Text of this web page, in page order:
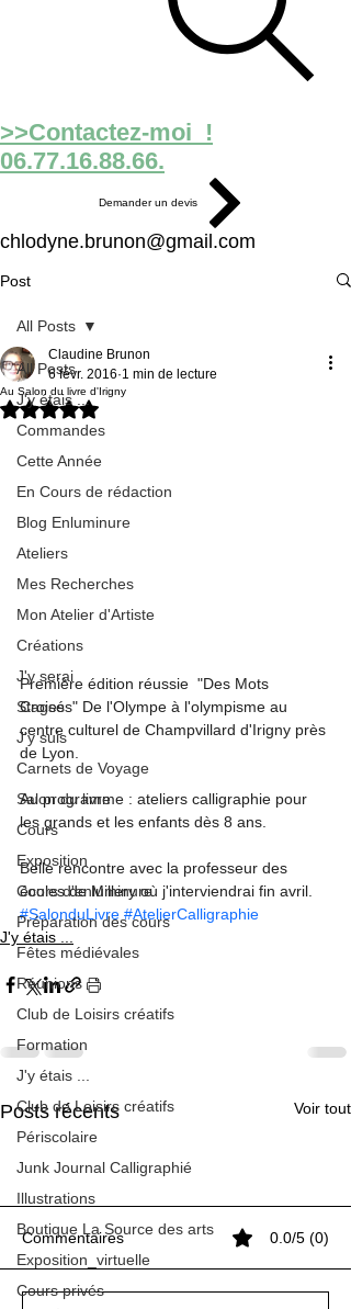
>>Contactez-moi !
06.77.16.88.66.
Demander un devis
chlodyne.brunon@gmail.com
Post
All Posts
J'y étais ...
Commandes
Cette Année
En Cours de rédaction
Blog Enluminure
Ateliers
Mes Recherches
Mon Atelier d'Artiste
Créations
J'y serai
Stages
J'y suis
Carnets de Voyage
Salon du livre
Cours
Exposition
Cours d'enluminure
Préparation des cours
Fêtes médiévales
Réunions
Club de Loisirs créatifs
Formation
J'y étais ...
Club de Loisirs créatifs
Périscolaire
Junk Journal Calligraphié
Illustrations
Boutique La Source des arts
Exposition_virtuelle
Cours privés
All Posts
Au Salon du livre d'Irigny
Claudine Brunon
6 févr. 2016 1 min de lecture
Noté NaN étoiles sur 5.
Première édition réussie  "Des Mots
Croisés" De l'Olympe à l'olympisme au
centre culturel de Champvillard d'Irigny près
de Lyon.
Au programme : ateliers calligraphie pour
les grands et les enfants dès 8 ans.
Belle rencontre avec la professeur des
écoles de Millery où j'interviendrai fin avril.
#SalonduLivre #AtelierCalligraphie
J'y étais ...
Posts récents Voir tout
Le Roman de Renart
Le Roman de Renart
Commentaires 0.0/5 (0)